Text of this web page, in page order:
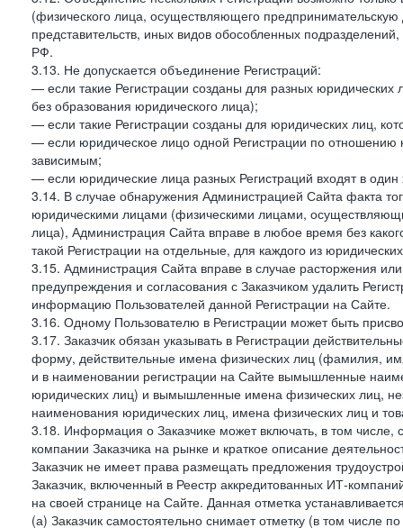
(физического лица, осуществляющего
представительств, иных видов обособленных
РФ.
3.13. Не допускается объединение Регистраций:
— если такие Регистрации созданы для разных
без образования юридического лица);
— если такие Регистрации созданы для юридических лиц,
— если юридическое лицо одной Регистрации по отношению
зависимым;
— если юридические лица разных Регистраций входят в
3.14. В случае обнаружения Администрацией Сайта факта
юридическими лицами (физическими лицами,
лица), Администрация Сайта вправе в любое время без
такой Регистрации на отдельные, для каждого из
3.15. Администрация Сайта вправе в случае расторжения
предупреждения и согласования с Заказчиком удалить
информацию Пользователей данной Регистрации на Сайте.
3.16. Одному Пользователю в Регистрации может быть
3.17. Заказчик обязан указывать в Регистрации
форму, действительные имена физических лиц (фамилия,
и в наименовании регистрации на Сайте вымышленные
юридических лиц) и вымышленные имена физических лиц,
наименования юридических лиц, имена физических лиц и
3.18. Информация о Заказчике может включать, в том
компании Заказчика на рынке и краткое описание
Заказчик не имеет права размещать предложения
Заказчик, включенный в Реестр аккредитованных ИТ-
на своей странице на Сайте. Данная отметка
(а) Заказчик самостоятельно снимает отметку (в том числе